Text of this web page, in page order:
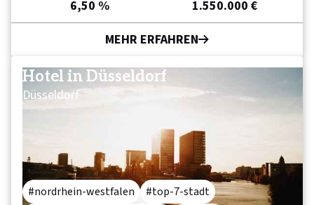
6,50 %
1.550.000 €
MEHR ERFAHREN
Hotel in Düsseldorf
Düsseldorf
nordrhein-westfalen top-7-stadt